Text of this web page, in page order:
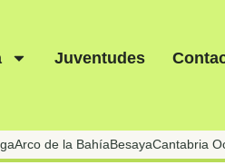
Juventudes
Arco de la BahíaBesayaCantabria